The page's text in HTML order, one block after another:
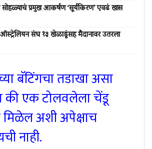
प्रमुख आकर्षण ‘सूर्यकिरण’ एवढं खास
संघ १३ खेळाडूंसह मैदानावर उतरला
बॅटिंगचा तडाखा असा
की एक टोलवलेला चेंडू
अशी अपेक्षाच
नाही.